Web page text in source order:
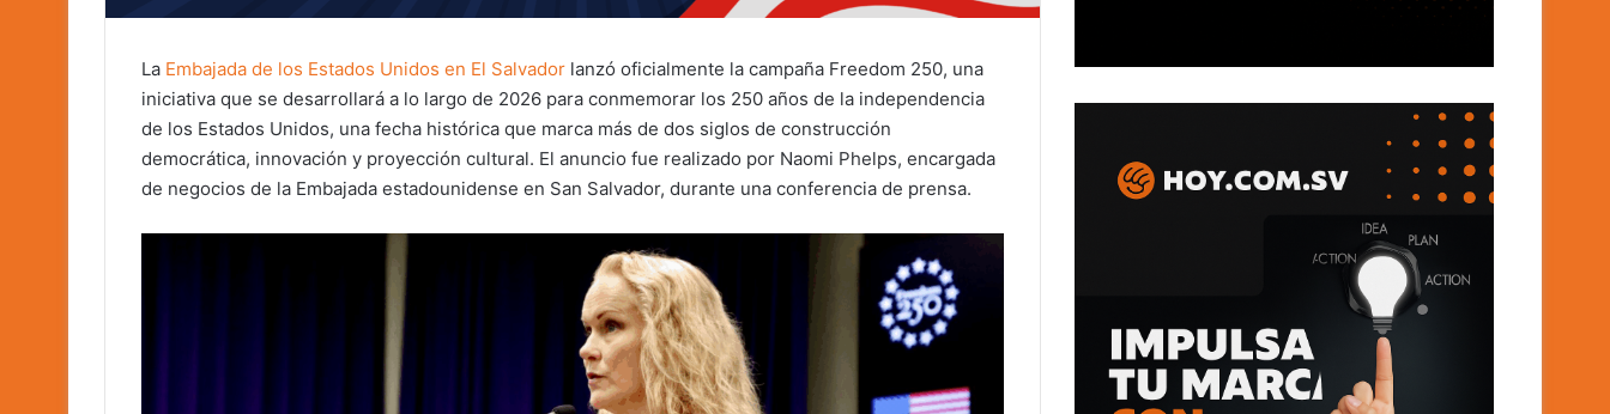
La Embajada de los Estados Unidos en El Salvador lanzó oficialmente la campaña Freedom 250, una
iniciativa que se desarrollará a lo largo de 2026 para conmemorar los 250 años de la independencia
de los Estados Unidos, una fecha histórica que marca más de dos siglos de construcción
democrática, innovación y proyección cultural. El anuncio fue realizado por Naomi Phelps, encargada
de negocios de la Embajada estadounidense en San Salvador, durante una conferencia de prensa.